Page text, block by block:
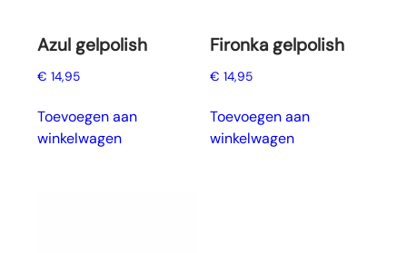
Azul gelpolish
€ 14,95
Toevoegen aan
winkelwagen
Fironka gelpolish
€ 14,95
Toevoegen aan
winkelwagen